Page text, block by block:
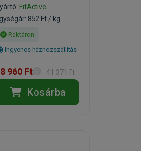
FitActive
852 Ft / kg
Raktáron
Ingyenes házhozszállítás
960 Ft 41 371 Ft
Kosárba